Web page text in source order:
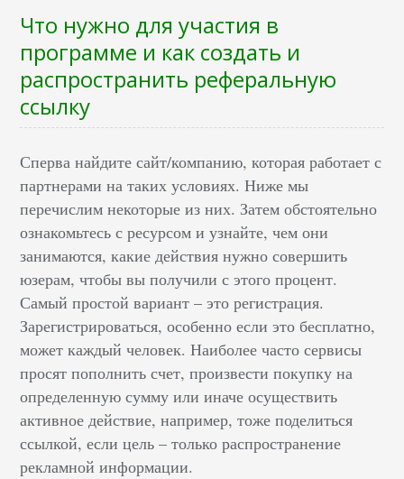
Что нужно для участия в
программе и как создать и
распространить реферальную
ссылку
Сперва найдите сайт/компанию, которая работает с
партнерами на таких условиях. Ниже мы
перечислим некоторые из них. Затем обстоятельно
ознакомьтесь с ресурсом и узнайте, чем они
занимаются, какие действия нужно совершить
юзерам, чтобы вы получили с этого процент.
Самый простой вариант – это регистрация.
Зарегистрироваться, особенно если это бесплатно,
может каждый человек. Наиболее часто сервисы
просят пополнить счет, произвести покупку на
определенную сумму или иначе осуществить
активное действие, например, тоже поделиться
ссылкой, если цель – только распространение
рекламной информации.